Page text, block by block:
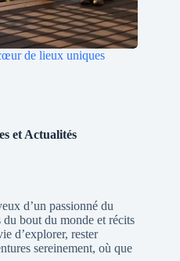
de lieux uniques
et Actualités
d’un passionné du
bout du monde et récits
d’explorer, rester
sereinement, où que